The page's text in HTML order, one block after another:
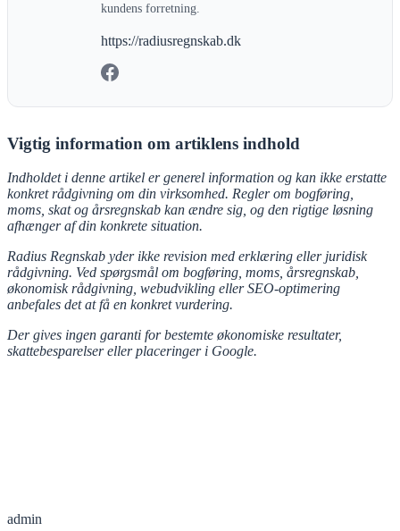
kundens forretning.
https://radiusregnskab.dk
Vigtig information om artiklens indhold
Indholdet i denne artikel er generel information og kan ikke erstatte
konkret rådgivning om din virksomhed. Regler om bogføring,
moms, skat og årsregnskab kan ændre sig, og den rigtige løsning
afhænger af din konkrete situation.
Radius Regnskab yder ikke revision med erklæring eller juridisk
rådgivning. Ved spørgsmål om bogføring, moms, årsregnskab,
økonomisk rådgivning, webudvikling eller SEO-optimering
anbefales det at få en konkret vurdering.
Der gives ingen garanti for bestemte økonomiske resultater,
skattebesparelser eller placeringer i Google.
admin